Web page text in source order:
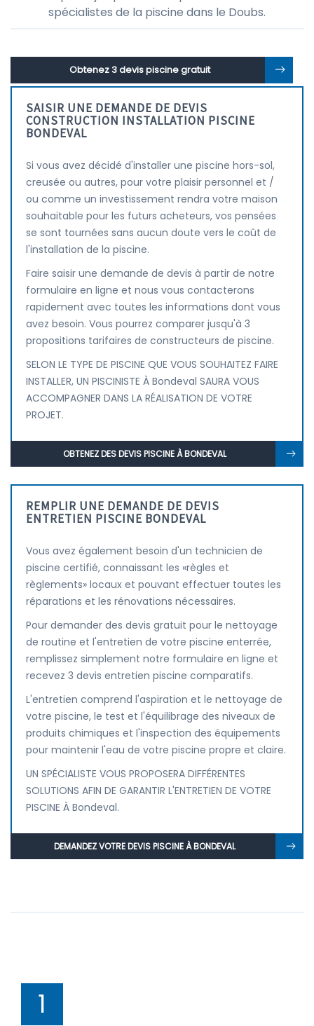
spécialistes de la piscine dans le Doubs.
Obtenez 3 devis piscine gratuit
SAISIR UNE DEMANDE DE DEVIS
CONSTRUCTION INSTALLATION PISCINE
BONDEVAL
Si vous avez décidé d'installer une piscine hors-sol,
creusée ou autres, pour votre plaisir personnel et /
ou comme un investissement rendra votre maison
souhaitable pour les futurs acheteurs, vos pensées
se sont tournées sans aucun doute vers le coût de
l'installation de la piscine.
Faire saisir une demande de devis à partir de notre
formulaire en ligne et nous vous contacterons
rapidement avec toutes les informations dont vous
avez besoin. Vous pourrez comparer jusqu'à 3
propositions tarifaires de constructeurs de piscine.
SELON LE TYPE DE PISCINE QUE VOUS SOUHAITEZ FAIRE
INSTALLER, UN PISCINISTE À Bondeval SAURA VOUS
ACCOMPAGNER DANS LA RÉALISATION DE VOTRE
PROJET.
OBTENEZ DES DEVIS PISCINE À BONDEVAL
REMPLIR UNE DEMANDE DE DEVIS
ENTRETIEN PISCINE BONDEVAL
Vous avez également besoin d'un technicien de
piscine certifié, connaissant les «règles et
règlements» locaux et pouvant effectuer toutes les
réparations et les rénovations nécessaires.
Pour demander des devis gratuit pour le nettoyage
de routine et l'entretien de votre piscine enterrée,
remplissez simplement notre formulaire en ligne et
recevez 3 devis entretien piscine comparatifs.
L'entretien comprend l'aspiration et le nettoyage de
votre piscine, le test et l'équilibrage des niveaux de
produits chimiques et l'inspection des équipements
pour maintenir l'eau de votre piscine propre et claire.
UN SPÉCIALISTE VOUS PROPOSERA DIFFÉRENTES
SOLUTIONS AFIN DE GARANTIR L'ENTRETIEN DE VOTRE
PISCINE À Bondeval.
DEMANDEZ VOTRE DEVIS PISCINE À BONDEVAL
1